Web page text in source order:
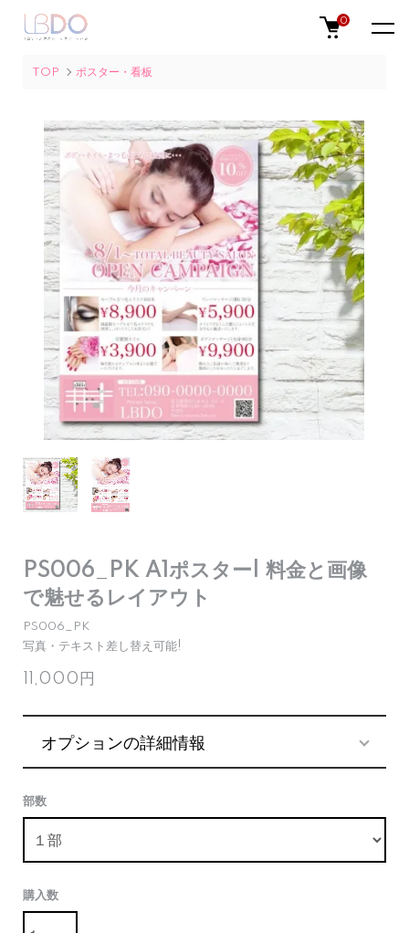
0
TOP ポスター・看板
PS006_PK A1ポスター| 料金と画像
で魅せるレイアウト
PS006_PK
写真・テキスト差し替え可能!
11,000円
オプションの詳細情報
部数
購入数